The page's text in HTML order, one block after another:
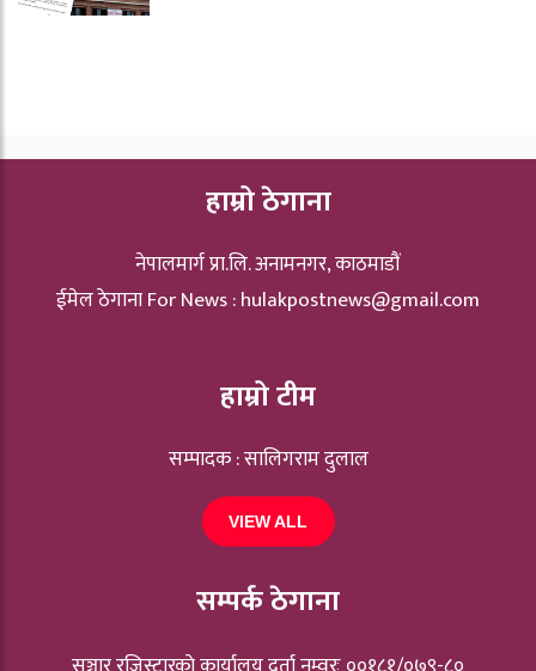
हाम्रो ठेगाना
नेपालमार्ग प्रा.लि. अनामनगर, काठमाडौं
ईमेल ठेगाना For News :hulakpostnews@gmail.com
हाम्रो टीम
सम्पादक : सालिगराम दुलाल
VIEW ALL
सम्पर्क ठेगाना